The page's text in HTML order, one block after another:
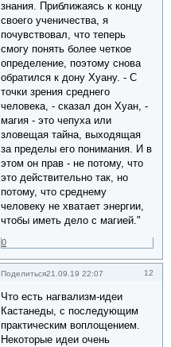
знания. Приближаясь к концу
своего ученичества, я
почувствовал, что теперь
смогу понять более четкое
определение, поэтому снова
обратился к дону Хуану. - С
точки зрения среднего
человека, - сказал дон Хуан, -
магия - это чепуха или
зловещая тайна, выходящая
за пределы его понимания. И в
этом он прав - не потому, что
это действительно так, но
потому, что среднему
человеку не хватает энергии,
чтобы иметь дело с магией."
0
Поделиться 12
21.09.19 22:07
Что есть нагвализм-идеи
Кастанеды, с последующим
практическим воплощением.
Некоторые идеи очень